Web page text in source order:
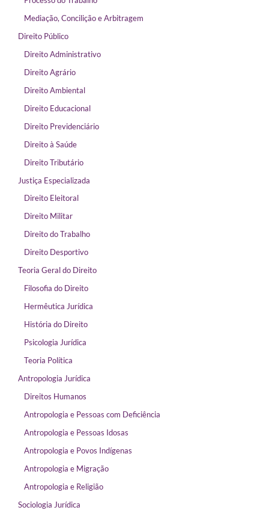
Mediação, Concilição e Arbitragem
Direito Público
Direito Administrativo
Direito Agrário
Direito Ambiental
Direito Educacional
Direito Previdenciário
Direito à Saúde
Direito Tributário
Justiça Especializada
Direito Eleitoral
Direito Militar
Direito do Trabalho
Direito Desportivo
Teoria Geral do Direito
Filosofia do Direito
Hermêutica Jurídica
História do Direito
Psicologia Jurídica
Teoria Política
Antropologia Jurídica
Direitos Humanos
Antropologia e Pessoas com Deficiência
Antropologia e Pessoas Idosas
Antropologia e Povos Indígenas
Antropologia e Migração
Antropologia e Religião
Sociologia Jurídica